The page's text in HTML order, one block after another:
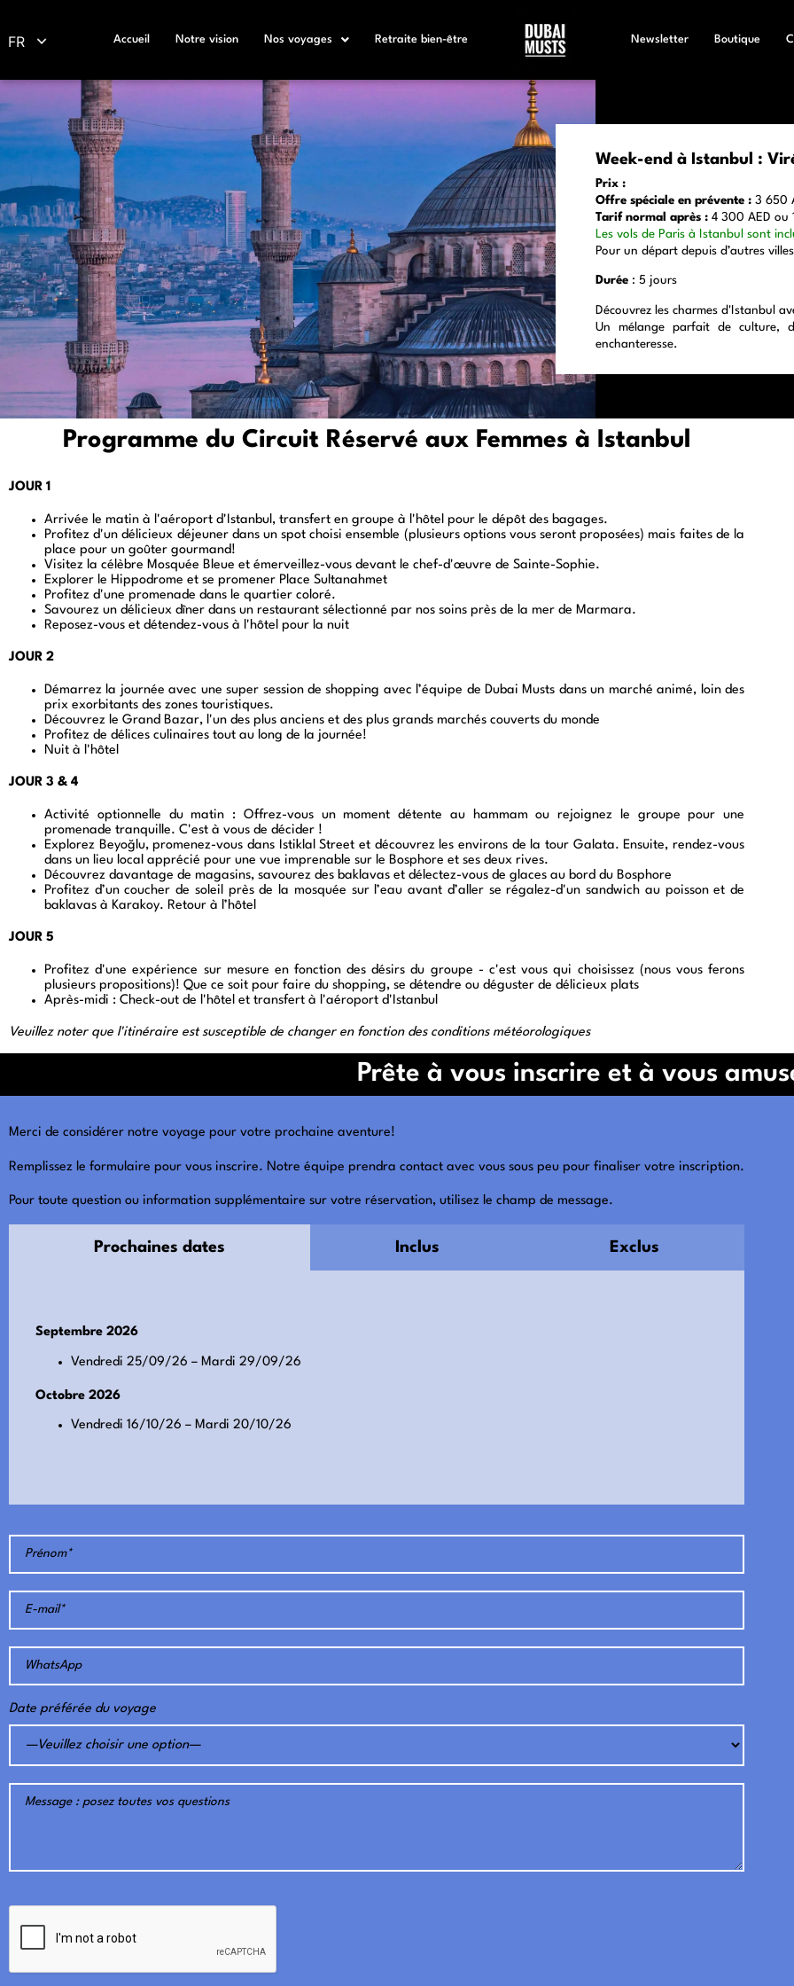
FR Accueil Notre vision Nos voyages Retraite bien-être Newsletter Boutique
Week-end à Istanbul :
Prix :
Offre spéciale en prévente : 3 650
Tarif normal après : 4 300 AED ou
Les vols de Paris à Istanbul sont
Pour un départ depuis d’autres
Durée : 5 jours
Découvrez les charmes d'Istanbul
Un mélange parfait de culture,
enchanteresse.
Programme du Circuit Réservé aux Femmes à Istanbul
JOUR 1
Arrivée le matin à l'aéroport d'Istanbul, transfert en groupe à l'hôtel pour le dépôt des bagages.
Profitez d'un délicieux déjeuner dans un spot choisi ensemble (plusieurs options vous seront proposées) mais faites de la
place pour un goûter gourmand!
Visitez la célèbre Mosquée Bleue et émerveillez-vous devant le chef-d'œuvre de Sainte-Sophie.
Explorer le Hippodrome et se promener Place Sultanahmet
Profitez d'une promenade dans le quartier coloré.
Savourez un délicieux dîner dans un restaurant sélectionné par nos soins près de la mer de Marmara.
Reposez-vous et détendez-vous à l'hôtel pour la nuit
JOUR 2
Démarrez la journée avec une super session de shopping avec l’équipe deDubai Musts dans un marché animé, loin des
prix exorbitants des zones touristiques.
Découvrez le Grand Bazar, l'un des plus anciens et des plus grands marchés couverts du monde
Profitez de délices culinaires tout au long de la journée!
Nuit à l'hôtel
JOUR 3 & 4
Activité optionnelle du matin : Offrez-vous un moment détente au hammam ou rejoignez le groupe pour une
promenade tranquille. C'est à vous de décider !
Explorez Beyoğlu, promenez-vous dans Istiklal Street et découvrez les environs de la tour Galata. Ensuite, rendez-vous
dans un lieu local apprécié pour une vue imprenable sur le Bosphore et ses deux rives.
Découvrez davantage de magasins, savourez des baklavas et délectez-vous de glaces au bord du Bosphore
Profitez d’un coucher de soleil près de la mosquée sur l’eau avant d’aller se régalez-d'un sandwich au poisson et de
baklavas à Karakoy. Retour à l’hôtel
JOUR 5
Profitez d'une expérience sur mesure en fonction des désirs du groupe - c'est vous qui choisissez (nous vous ferons
plusieurs propositions)! Que ce soit pour faire du shopping, se détendre ou déguster de délicieux plats
Après-midi : Check-out de l'hôtel et transfert à l'aéroport d'Istanbul
Veuillez noter que l'itinéraire est susceptible de changer en fonction des conditions météorologiques
Prête à vous inscrire et à vous
Merci de considérer notre voyage pour votre prochaine aventure!
Remplissez le formulaire pour vous inscrire. Notre équipe prendra contact avec vous sous peu pour finaliser votre inscription.
Pour toute question ou information supplémentaire sur votre réservation, utilisez le champ de message.
Prochaines dates Inclus Exclus
Septembre 2026
Vendredi 25/09/26 – Mardi 29/09/26
Octobre 2026
Vendredi 16/10/26 – Mardi 20/10/26
Date préférée du voyage